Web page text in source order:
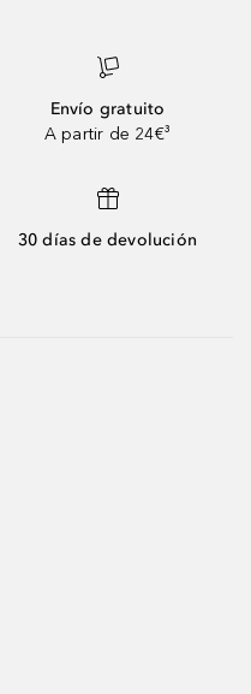
Envío gratuito
A partir de 24€³
30 días de devolución